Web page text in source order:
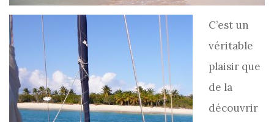
C’est un
véritable
plaisir que
de la
découvrir